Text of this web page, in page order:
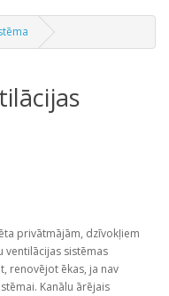
privātmājām, dzīvokļiem
sistēmas
renovējot ēkas, ja nav
Kanālu ārējais